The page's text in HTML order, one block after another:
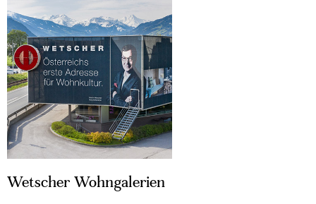
Wetscher Wohngalerien